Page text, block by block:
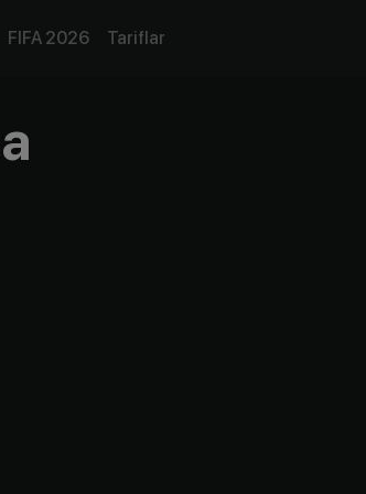
FIFA 2026 Tariflar